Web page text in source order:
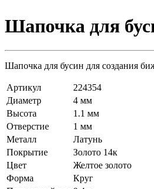
Шапочка для
Шапочка для бусин для создания
Артикул
224354
Диаметр
4 мм
Высота
1.1 мм
Отверстие
1 мм
Металл
Латунь
Покрытие
Золото 14к
Цвет
Желтое золото
Форма
Круг